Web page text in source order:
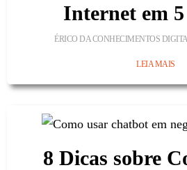
Internet em 5
ÉRICO DA CONHECIMENTOS
LEIA MAIS
8 Dicas sobre